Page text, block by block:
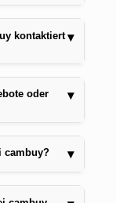
kontaktiert ▾
oder
▾
cambuy? ▾